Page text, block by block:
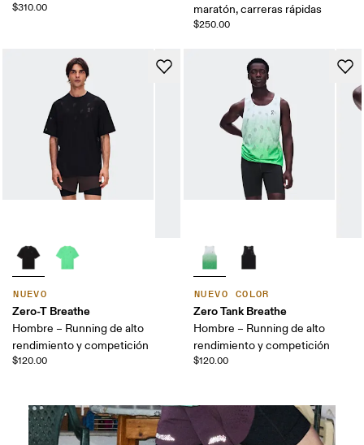
$310.00
maratón, carreras rápidas
$250.00
NUEVO
Zero-T Breathe
Hombre – Running de alto
rendimiento y competición
$120.00
NUEVO COLOR
Zero Tank Breathe
Hombre – Running de alto
rendimiento y competición
$120.00